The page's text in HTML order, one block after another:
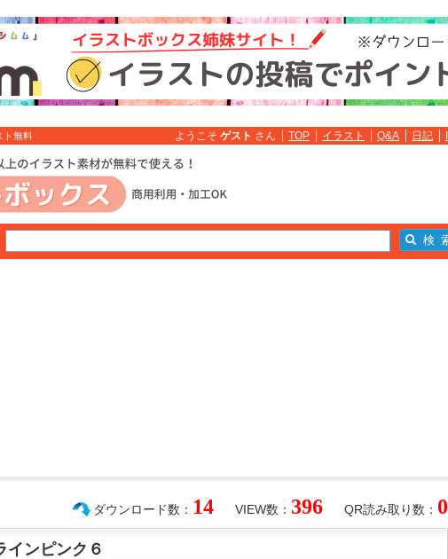
ト無料 ようこそ ゲスト さん TOP イラスト Q&A 日記
QR読み取り数： 0
VIEW数： 396
ダウンロード数： 14
インピンク６